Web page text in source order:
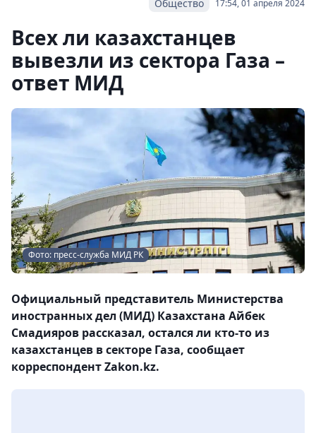
17:54, 01 апреля 2024
Общество
Всех ли казахстанцев
вывезли из сектора Газа –
ответ МИД
Фото: пресс-служба МИД РК
Официальный представитель Министерства
иностранных дел (МИД) Казахстана Айбек
Смадияров рассказал, остался ли кто-то из
казахстанцев в секторе Газа, сообщает
корреспондент Zakon.kz.